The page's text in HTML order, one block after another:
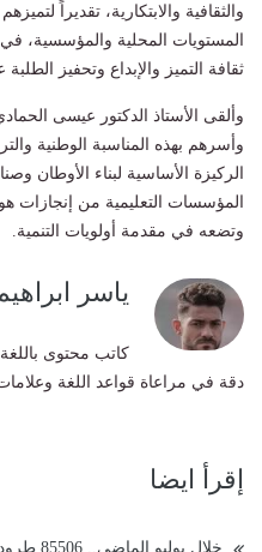
والثقافية والابتكارية، تقديراً
المستويات المحلية
ثقافة التميز والإبداع وتحفيز
وألقى الأستاذ الدكتور عيسى
وأسرهم بهذه المناسبة الوطنية
الركيزة الأساسية لبناء الأوطان
المؤسسات التعليمية من إنجازات
وتضعه في مقدمة أولويات التنمية.
ياسر
كاتب محتوى
دقة في مراعاة قواعد اللغة وعلامات
إقرأ ايضا
خلال يوليو الماضي.. 85506 طرود قدمتها الإمارات للأشقاء في غزة